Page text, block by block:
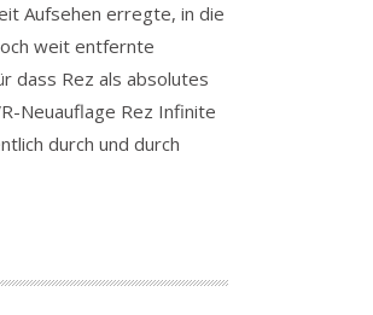
Aufsehen erregte, in die
weit entfernte
dass Rez als absolutes
Neuauflage Rez Infinite
durch und durch